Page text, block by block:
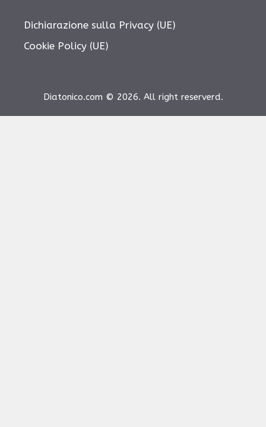
Dichiarazione sulla Privacy (UE)
Cookie Policy (UE)
Diatonico.com © 2026. All right reserverd.